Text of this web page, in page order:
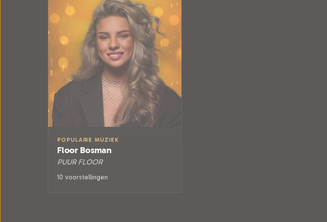
POPULAIRE MUZIEK
Floor Bosman
PUUR FLOOR
10 voorstellingen